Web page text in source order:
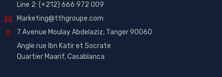
Line 2: (+212) 666 972 009
Marketing@tthgroupe.com
7 Avenue Moulay Abdelaziz, Tanger 90060
Angle rue Ibn Katir et Socrate
Quartier Maarif, Casablanca